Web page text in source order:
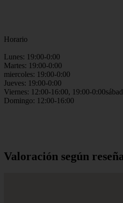
Horario
Lunes: 19:00-0:00
Martes: 19:00-0:00
miercoles: 19:00-0:00
Jueves: 19:00-0:00
Viernes: 12:00-16:00, 19:00-
Domingo: 12:00-16:00
Valoración según